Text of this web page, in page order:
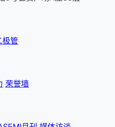
极管
荣誉墙